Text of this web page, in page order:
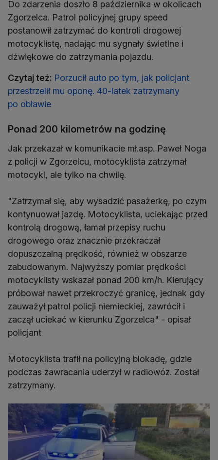
Do zdarzenia doszło 8 października w okolicach
Zgorzelca. Patrol policyjnej grupy speed
postanowił zatrzymać do kontroli drogowej
motocyklistę, nadając mu sygnały świetlne i
dźwiękowe do zatrzymania pojazdu.
Czytaj też: Porzucił auto po tym, jak policjant
przestrzelił mu oponę. 40-latek zatrzymany
po obławie
Ponad 200 kilometrów na godzinę
Jak przekazał w komunikacie mł.asp. Paweł Noga
z policji w Zgorzelcu, motocyklista zatrzymał
motocykl, ale tylko na chwilę.
"Zatrzymał się, aby wysadzić pasażerkę, po czym
kontynuował jazdę. Motocyklista, uciekając przed
kontrolą drogową, łamał przepisy ruchu
drogowego oraz znacznie przekraczał
dopuszczalną prędkość, również w obszarze
zabudowanym. Najwyższy pomiar prędkości
motocyklisty wskazał ponad 200 km/h. Kierujący
próbował nawet przekroczyć granicę, jednak gdy
zauważył patrol policji niemieckiej, zawrócił i
zaczął uciekać w kierunku Zgorzelca" - opisał
policjant
Motocyklista trafił na policyjną blokadę, gdzie
podczas zawracania uderzył w radiowóz. Został
zatrzymany.